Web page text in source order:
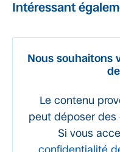
Intéressant
Nous souhaitons
Le contenu
peut déposer des
Si vous
confidentialité